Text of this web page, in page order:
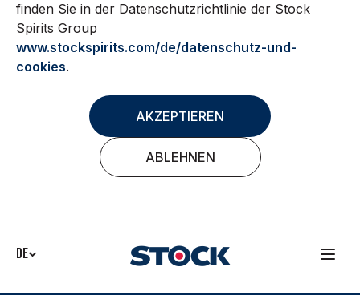
finden Sie in der Datenschutzrichtlinie der Stock
Spirits Group
www.stockspirits.com/de/datenschutz-und-
cookies.
AKZEPTIEREN
ABLEHNEN
DE